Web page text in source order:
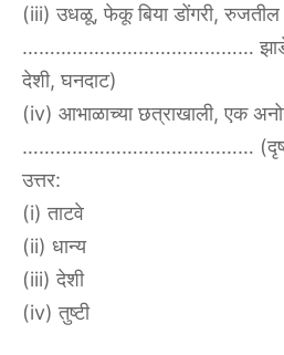
(iii) उधळू, फेकू बिया डोंगरी, रुजतील
…………………………………… झाडे.
देशी, घनदाट)
(iv) आभाळाच्या छत्राखाली, एक
…………………………………… (दृष्टी,
उत्तर:
(i) ताटवे
(ii) धान्य
(iii) देशी
(iv) तुष्टी